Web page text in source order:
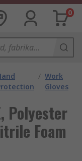
0
/ Work
Gloves
Polyester
Foam